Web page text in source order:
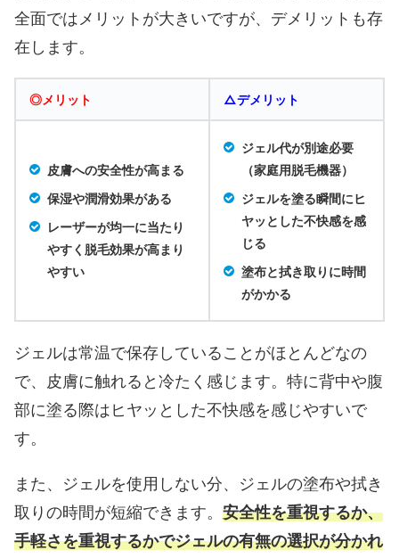
全面ではメリットが大きいですが、デメリットも存
在します。
◎メリット △デメリット
皮膚への安全性が高まる
保湿や潤滑効果がある
レーザーが均一に当たり
やすく脱毛効果が高まり
やすい
ジェル代が別途必要
（家庭用脱毛機器）
ジェルを塗る瞬間にヒ
ヤッとした不快感を感
じる
塗布と拭き取りに時間
がかかる
ジェルは常温で保存していることがほとんどなの
で、皮膚に触れると冷たく感じます。特に背中や腹
部に塗る際はヒヤッとした不快感を感じやすいで
す。
また、ジェルを使用しない分、ジェルの塗布や拭き
取りの時間が短縮できます。 安全性を重視するか、
手軽さを重視するかでジェルの有無の選択が分かれ